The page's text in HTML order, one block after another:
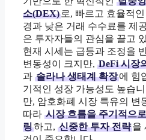
소(DEX) 로, 빠르고 효율적
경과 낮은 거래 수수료를 제
은 투자자들의 관심을 끌고
현재 시세는 급등과 조정을
변동성이 크지만, DeFi 시장
과 솔라나 생태계 확장에 힘
기적인 성장 가능성도 높습
만, 암호화폐 시장 특유의 변
따라 시장 흐름을 주기적으
링하고, 신중한 투자 전략을